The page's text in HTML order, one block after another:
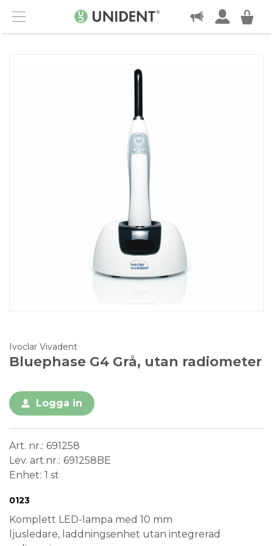
Menu
KONTAKT
Ivoclar Vivadent
Bluephase G4 Grå, utan radiometer
Logga in
Art. nr. 691258
Lev. art.nr. 691258BE
Enhet 1 st
Medical Device
0123
Komplett LED-lampa med 10 mm
ljusledare, laddningsenhet utan integrerad